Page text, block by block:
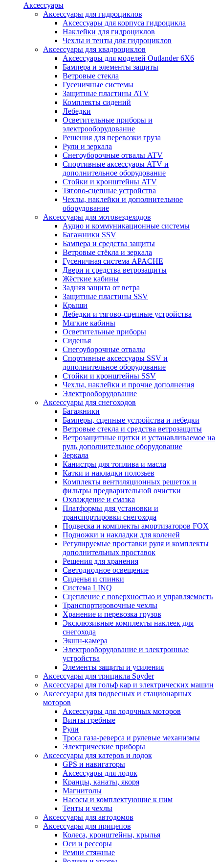
Аксессуары
Аксессуары для гидроциклов
Аксессуары для корпуса гидроцикла
Наклейки для гидроциклов
Чехлы и тенты для гидроциклов
Аксессуары для квадроциклов
Аксессуары для моделей Outlander 6X6
Бампера и элементы защиты
Ветровые стекла
Гусеничные системы
Защитные пластины ATV
Комплекты сидений
Лебедки
Осветительные приборы и
электрооборудование
Решения для перевозки груза
Рули и зеркала
Снегоуборочные отвалы ATV
Спортивные аксессуары ATV и
дополнительное оборудование
Стойки и кронштейны ATV
Тягово-сцепные устройства
Чехлы, наклейки и дополнительное
оборудование
Аксессуары для мотовездеходов
Аудио и коммуникационные системы
Багажники SSV
Бампера и средства защиты
Ветровые стёкла и зеркала
Гусеничная система APACHE
Двери и средства ветрозащиты
Жёсткие кабины
Задняя защита от ветра
Защитные пластины SSV
Крыши
Лебедки и тягово-сцепные устройства
Мягкие кабины
Осветительные приборы
Сиденья
Снегоуборочные отвалы
Спортивные аксессуары SSV и
дополнительное оборудование
Стойки и кронштейны SSV
Чехлы, наклейки и прочие дополнения
Электрооборудование
Аксессуары для снегоходов
Багажники
Бамперы, сцепные устройства и лебедки
Ветровые стекла и средства ветрозащиты
Ветрозащитные щитки и устанавливаемое на
руль дополнительное оборудование
Зеркала
Канистры для топлива и масла
Катки и накладки полозьев
Комплекты вентиляционных решеток и
фильтры предварительной очистки
Охлаждение и смазка
Платформы для установки и
транспортировки снегохода
Подвеска и комплекты амортизаторов FOX
Подножки и накладки для коленей
Регулируемые проставки руля и комплекты
дополнительных проставок
Решения для хранения
Светодиодное освещение
Сиденья и спинки
Система LINQ
Сцепление с поверхностью и управляемость
Транспортировочные чехлы
Хранение и перевозка грузов
Эксклюзивные комплекты наклеек для
снегохода
Экшн-камера
Электрооборудование и электронные
устройства
Элементы защиты и усиления
Аксессуары для трицикла Spyder
Аксессуары для гольф кар и электрических машин
Аксессуары для подвесных и стационарных
моторов
Аксессуары для лодочных моторов
Винты гребные
Рули
Троса газа-реверса и рулевые механизмы
Электрические приборы
Аксессуары для катеров и лодок
GPS и навигаторы
Аксессуары для лодок
Кранцы, канаты, якоря
Магнитолы
Насосы и комплектующие к ним
Тенты и чехлы
Аксессуары для автодомов
Аксессуары для прицепов
Колеса, кронштейны, крылья
Оси и рессоры
Ремни стяжные